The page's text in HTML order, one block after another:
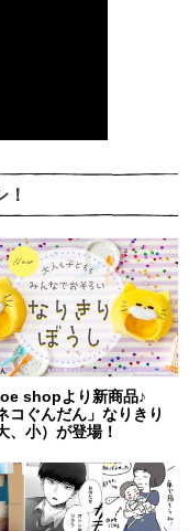
shopより新商品♪
コぐんだん」なりきり
、小）が登場！